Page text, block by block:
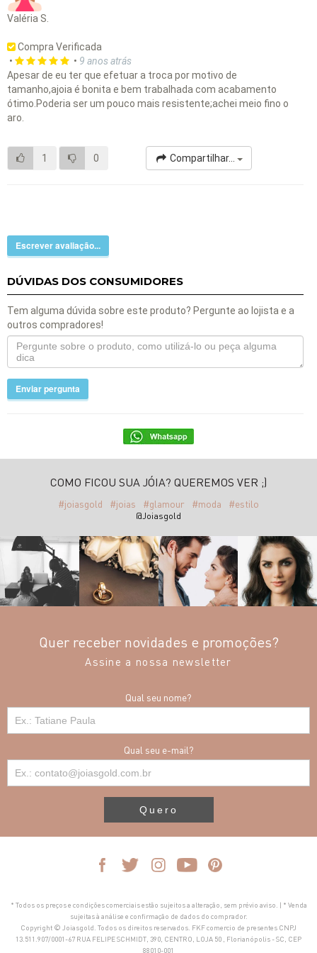
Valéria S.
Compra Verificada
•
• 9 anos atrás
Apesar de eu ter que efetuar a troca por motivo de
tamanho,ajoia é bonita e bem trabalhada com acabamento
ótimo.Poderia ser um pouco mais resistente;achei meio fino o
aro.
1 0 Compartilhar...
Escrever avaliação...
DÚVIDAS DOS CONSUMIDORES
Tem alguma dúvida sobre este produto? Pergunte ao lojista e a
outros compradores!
Enviar pergunta
COMO FICOU SUA JÓIA? QUEREMOS VER ;)
#joiasgold #joias #glamour #moda #estilo
@Joiasgold
Quer receber novidades e promoções?
Assine a nossa newsletter
Qual seu nome?
Qual seu e-mail?
Quero
* Todos os preços e condições comerciais estão sujeitos a alteração, sem prévio aviso. | * Venda
sujeitas à análise e confirmação de dados do comprador.
Copyright © Joiasgold. Todos os direitos reservados. FKF comercio de presentes CNPJ
13.511.907/0001-67 RUA FELIPE SCHMIDT, 390, CENTRO, LOJA 50 , Florianópolis - SC, CEP
88010-001